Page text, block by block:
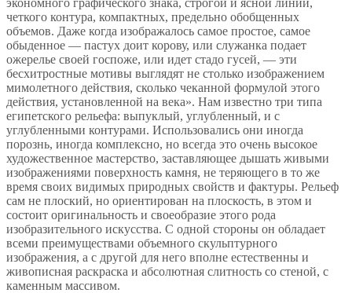
экономного графического знака, строгой и ясной линии,
четкого контура, компактных, предельно обобщенных
объемов. Даже когда изображалось самое простое, самое
обыденное — пастух доит корову, или служанка подает
ожерелье своей госпоже, или идет стадо гусей, — эти
бесхитростные мотивы выглядят не столько изображением
мимолетного действия, сколько чеканной формулой этого
действия, установленной на века». Нам известно три типа
египетского рельефа: выпуклый, углубленный, и с
углубленными контурами. Использовались они иногда
порознь, иногда комплексно, но всегда это очень высокое
художественное мастерство, заставляющее дышать живыми
изображениями поверхность камня, не теряющего в то же
время своих видимых природных свойств и фактуры. Рельеф
сам не плоский, но ориентирован на плоскость, в этом и
состоит оригинальность и своеобразие этого рода
изобразительного искусства. С одной стороны он обладает
всеми преимуществами объемного скульптурного
изображения, а с другой для него вполне естественны и
живописная раскраска и абсолютная слитность со стеной, с
каменным массивом.